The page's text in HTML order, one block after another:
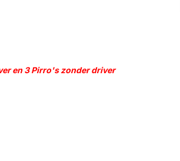
en 3 Pirro's zonder driver